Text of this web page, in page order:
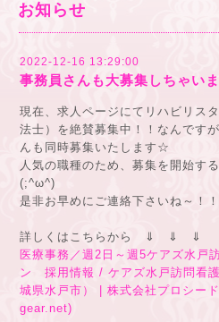
お知らせ
2022-12-16 13:29:00
事務員さんも大募集しちゃい
現在、求人ページにてリハビリス
法士）を絶賛募集中！！なんです
んも同時募集いたします☆
人気の職種のため、募集を開始す
(;^ω^)
是非お早めにご連絡下さいね～！！
詳しくはこちらから ⇓ ⇓ ⇓
医療事務／週2日～週5ケアズ水戸
ン 採用情報 / ケアズ水戸訪問看
城県水戸市） | 株式会社プロシー
gear.net)